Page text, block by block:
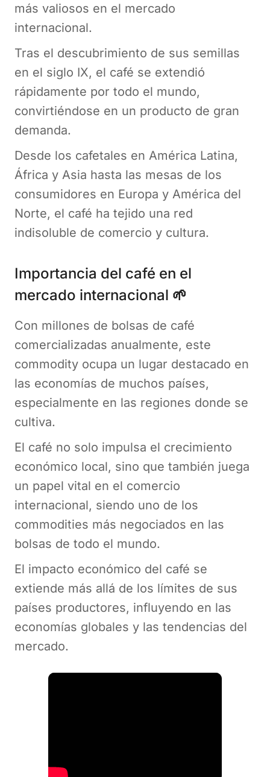
más valiosos en el mercado
internacional.
Tras el descubrimiento de sus semillas
en el siglo IX, el café se extendió
rápidamente por todo el mundo,
convirtiéndose en un producto de gran
demanda.
Desde los cafetales en América Latina,
África y Asia hasta las mesas de los
consumidores en Europa y América del
Norte, el café ha tejido una red
indisoluble de comercio y cultura.
Importancia del café en el
mercado internacional 🌱
Con millones de bolsas de café
comercializadas anualmente, este
commodity ocupa un lugar destacado en
las economías de muchos países,
especialmente en las regiones donde se
cultiva.
El café no solo impulsa el crecimiento
económico local, sino que también juega
un papel vital en el comercio
internacional, siendo uno de los
commodities más negociados en las
bolsas de todo el mundo.
El impacto económico del café se
extiende más allá de los límites de sus
países productores, influyendo en las
economías globales y las tendencias del
mercado.